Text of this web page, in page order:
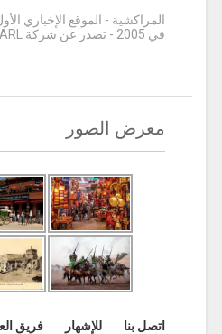
المراكشية - الموقع الإخباري
في 2005 - تصدر عن شركة IMAR MED-SARL
معرض الصور
اتصل بنا للإشهار فريق